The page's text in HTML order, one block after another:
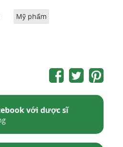
Mỹ phẩm
với dược sĩ